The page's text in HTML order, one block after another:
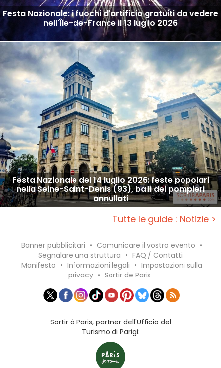
Festa Nazionale: i fuochi d'artificio gratuiti da vedere
nell'Île-de-France il 13 luglio 2026
Festa Nazionale del 14 luglio 2026: feste popolari
nella Seine-Saint-Denis (93), balli dei pompieri
annullati
Tutte le guide : Notizie >
Banner pubblicitari • Comunicare il vostro evento •
Segnalare una struttura • FAQ / Contatti
Manifesto • Informazioni legali • Impostazioni sulla
privacy • Sortir de Paris
Sortir à Paris, partner dell'Ufficio del
Turismo di Parigi: